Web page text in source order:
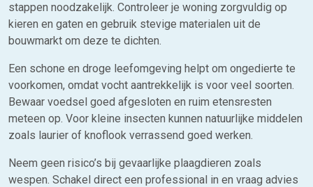
stappen noodzakelijk. Controleer je woning zorgvuldig op
kieren en gaten en gebruik stevige materialen uit de
bouwmarkt om deze te dichten.
Een schone en droge leefomgeving helpt om ongedierte te
voorkomen, omdat vocht aantrekkelijk is voor veel soorten.
Bewaar voedsel goed afgesloten en ruim etensresten
meteen op. Voor kleine insecten kunnen natuurlijke middelen
zoals laurier of knoflook verrassend goed werken.
Neem geen risico’s bij gevaarlijke plaagdieren zoals
wespen. Schakel direct een professional in en vraag advies